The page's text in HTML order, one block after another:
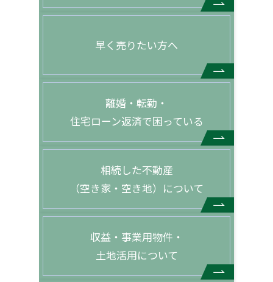
早く売りたい方へ
離婚・転勤・
住宅ローン返済で困っている
相続した不動産
（空き家・空き地）について
収益・事業用物件・
土地活用について